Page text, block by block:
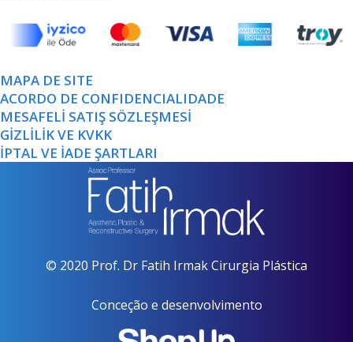
MAPA DE SITE
ACORDO DE CONFIDENCIALIDADE
MESAFELİ SATIŞ SÖZLEŞMESİ
GİZLİLİK VE KVKK
İPTAL VE İADE ŞARTLARI
© 2020 Prof. Dr Fatih Irmak Cirurgia Plástica
Conceção e desenvolvimento